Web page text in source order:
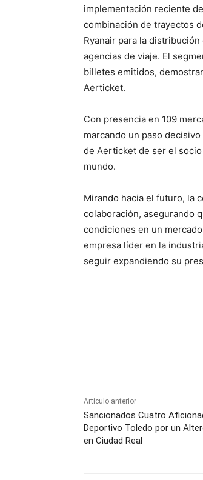
implementación reciente
combinación de trayectos
Ryanair para la
agencias de viaje. El
billetes emitidos,
Aerticket.
Con presencia en 109
marcando un paso
de Aerticket de ser el
mundo.
Mirando hacia el futuro, la
colaboración, asegurando
condiciones en un
empresa líder en la
seguir expandiendo su
Artículo anterior
Sancionados Cuatro
Deportivo Toledo por un
en Ciudad Real